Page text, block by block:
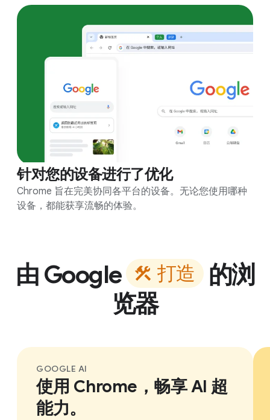
针对您的设备进行了优化
Chrome 旨在完美协同各平台的设备。无论您使用哪种
设备，都能获享流畅的体验。
由 Google 打造
的浏
览器
GOOGLE AI
使用 Chrome，畅享 AI 超
能力。